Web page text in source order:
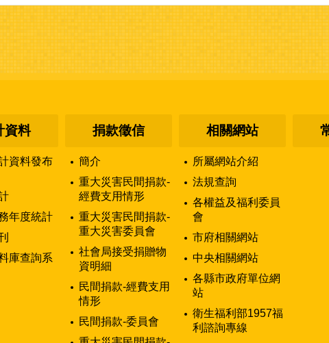
資料
資料發布
年度統計
庫查詢系
捐款徵信
簡介
重大災害民間捐款-
經費支用情形
重大災害民間捐款-
重大災害委員會
社會局接受捐贈物
資明細
民間捐款-經費支用
情形
民間捐款-委員會
相關網站
所屬網站介紹
法規查詢
各權益及福利委員
會
市府相關網站
中央相關網站
各縣市政府單位網
站
衛生福利部1957福
利諮詢專線